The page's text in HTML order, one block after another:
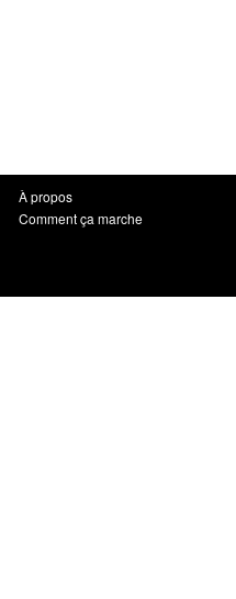
À propos
Comment ça marche